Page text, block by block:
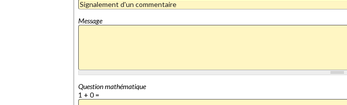
Message
Question mathématique
1 + 0 =